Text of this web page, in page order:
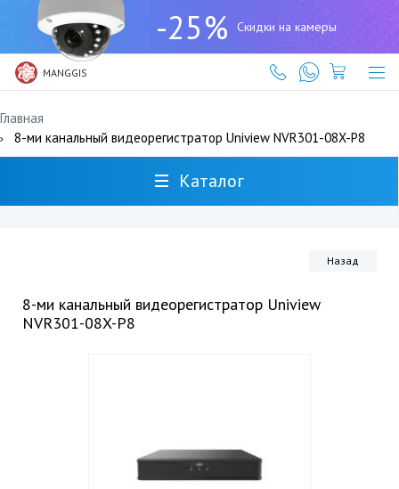
-25% Скидки на камеры
MANGGIS
(727)
317-
61-
61
Главная
8-ми канальный видеорегистратор Uniview NVR301-08X-P8
Каталог
Назад
8-ми канальный видеорегистратор Uniview
NVR301-08X-P8